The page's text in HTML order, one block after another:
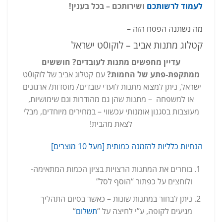
לעמוד לרשותכם ושירותכם – בכל בענין!
מה נשתנה הפסח הזה –
קטלוג מתנות אביב – לוקו0ט ישראל
עדיין מחפשים מתנות לעובדים? חוששים
ממתקפת-פתע של החמות?
עם קטלוג אביב של לוקו0ט
ישראל, ניתן למצוא מתנות לועדי עובדים/ מוסדות/ ארגונים
או למשפחה – מתנות שהן גם מהודרות וגם שימושיות,
מעוצבות בסגנון אומנותי עכשווי – במחירים מיוחדים, מבלי
לצאת מהבית!
הנחיות כלליות להזמנה כמותית [מעל 10 מוצרים]
בוחרים את המתנות הרצויות בציון הכמות המתאימה-
ולוחצים על כפתור “הוסף לסל”
ניתן לבחור במתנות שונות – כאשר בסיום התהליך
מגיעים לקופה, ע”י לחיצה על “תשלום“